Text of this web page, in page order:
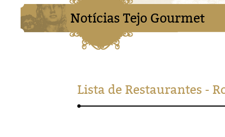
Notícias Tejo Gourmet
Lista de Restaurantes -